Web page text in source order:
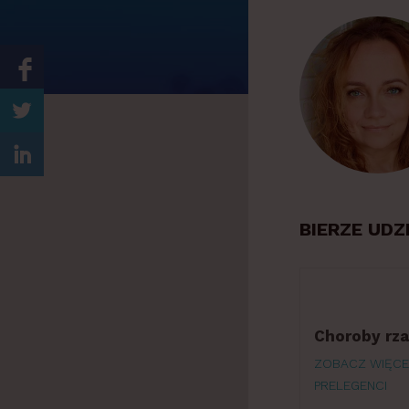
a
BIERZE
Choroby
ZOBACZ
PRELEGENCI